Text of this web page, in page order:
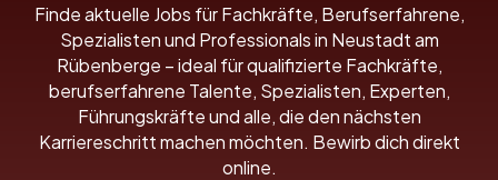
Finde aktuelle Jobs für Fachkräfte, Berufserfahrene,
Spezialisten und Professionals in Neustadt am
Rübenberge – ideal für qualifizierte Fachkräfte,
berufserfahrene Talente, Spezialisten, Experten,
Führungskräfte und alle, die den nächsten
Karriereschritt machen möchten. Bewirb dich direkt
online.